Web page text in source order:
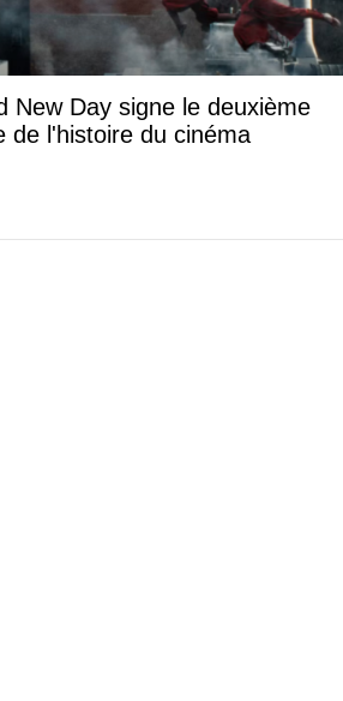
New Day signe le deuxième
de l'histoire du cinéma